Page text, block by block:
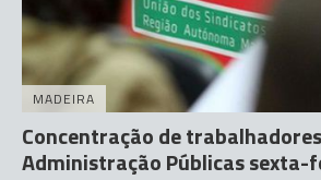
MADEIRA
Concentração de
Administração Públicas sexta-